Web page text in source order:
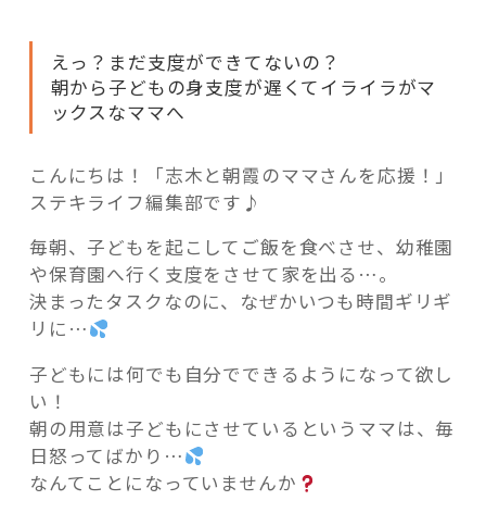
これからの暮らし 住み替え相談
記事検索
えっ？まだ支度ができてないの？
朝から子どもの身支度が遅くてイライラがマ
ックスなママへ
こんにちは！「志木と朝霞のママさんを応援！」
ステキライフ編集部です♪
毎朝、子どもを起こしてご飯を食べさせ、幼稚園
や保育園へ行く支度をさせて家を出る…。
決まったタスクなのに、なぜかいつも時間ギリギ
リに…
子どもには何でも自分でできるようになって欲し
い！
朝の用意は子どもにさせているというママは、毎
日怒ってばかり…
なんてことになっていませんか